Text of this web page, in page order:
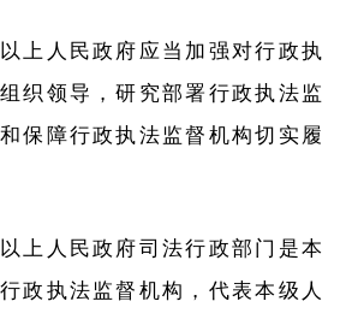
上人民政府应当加强对行政执
织领导，研究部署行政执法监
保障行政执法监督机构切实履
上人民政府司法行政部门是本
政执法监督机构，代表本级人